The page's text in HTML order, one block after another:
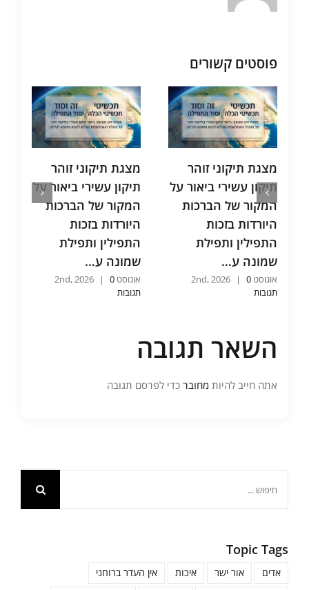
פוסטים קשורים
מצגת תיקוני זוהר
תיקון עשירי ביאור על
המקור של הברכות
היורדות בזכות
התפילין ותפילת
שמונה ע…
אוגוסט 2nd, 2026 |
0
תגובות
מצגת תיקוני זוהר
תיקון עשירי ביאור על
המקור של הברכות
היורדות בזכות
התפילין ותפילת
שמונה ע…
אוגוסט 2nd, 2026 |
0
תגובות
השאר תגובה
אתה חייב להיות מחובר כדי לפרסם תגובה
Topic Tags
אדים אור ישר איכות
אין העדר ברוחני